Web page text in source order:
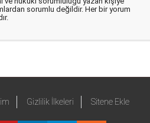
sorumlu değildir. Her bir yorum
Gizlilik İlkeleri Sitene Ekle